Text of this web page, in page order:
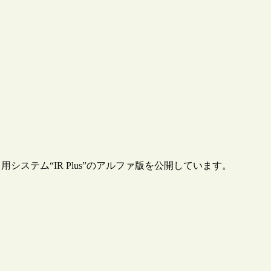
ステム“IR Plus”のアルファ版を公開しています。